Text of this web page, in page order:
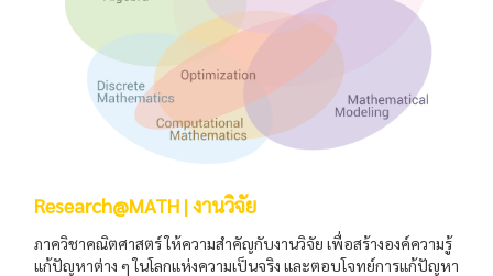
Research@MATH | งานวิจัย
ภาควิชาคณิตศาสตร์ ให้ความสำคัญกับงานวิจัย เพื่อสร้างองค์ความรู้
แก้ปัญหาต่าง ๆ ในโลกแห่งความเป็นจริง และตอบโจทย์การแก้ปัญหา